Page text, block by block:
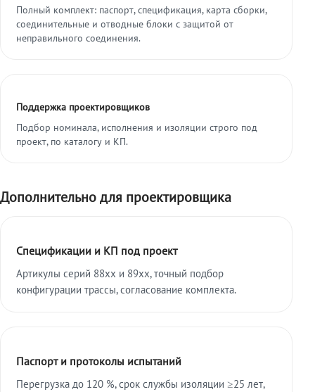
Полный комплект: паспорт, спецификация, карта сборки,
соединительные и отводные блоки с защитой от
неправильного соединения.
Поддержка проектировщиков
Подбор номинала, исполнения и изоляции строго под
проект, по каталогу и КП.
Дополнительно для проектировщика
Спецификации и КП под проект
Артикулы серий 88xx и 89xx, точный подбор
конфигурации трассы, согласование комплекта.
Паспорт и протоколы испытаний
Перегрузка до 120 %, срок службы изоляции ≥25 лет,